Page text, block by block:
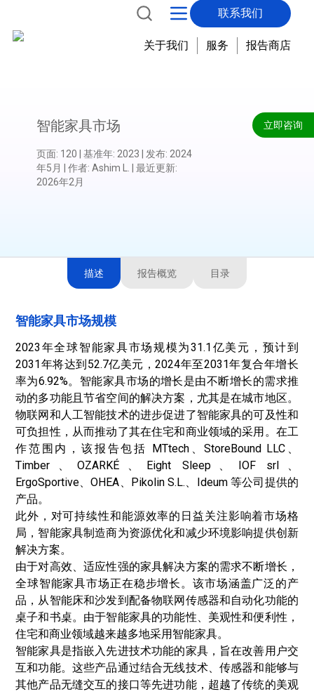
联系我们
关于我们 服务 报告商店
立即咨询
智能家具市场
页面: 120 基准年: 2023 发布: 2024
年5月
作者: Ashim L. 最近更新:
2026年2月
描述 报告概览 目录
智能家具市场规模
2023年全球智能家具市场规模为31.1亿美元，预计到
2031年将达到52.7亿美元，2024年至2031年复合年增长
率为6.92%。智能家具市场的增长是由不断增长的需求推
动的多功能且节省空间的解决方案，尤其是在城市地区。
物联网和人工智能技术的进步促进了智能家具的可及性和
可负担性，从而推动了其在住宅和商业领域的采用。在工
作范围内，该报告包括 MTtech、StoreBound LLC、
Timber、OZARKÉ、Eight Sleep、IOF srl、
ErgoSportive、OHEA、Pikolin S.L.、Ideum 等公司提供的
产品。
此外，对可持续性和能源效率的日益关注影响着市场格
局，智能家具制造商为资源优化和减少环境影响提供创新
解决方案。
由于对高效、适应性强的家具解决方案的需求不断增长，
全球智能家具市场正在稳步增长。该市场涵盖广泛的产
品，从智能床和沙发到配备物联网传感器和自动化功能的
桌子和书桌。由于智能家具的功能性、美观性和便利性，
住宅和商业领域越来越多地采用智能家具。
智能家具是指嵌入先进技术功能的家具，旨在改善用户交
互和功能。这些产品通过结合无线技术、传感器和能够与
其他产品无缝交互的接口等先进功能，超越了传统的美观